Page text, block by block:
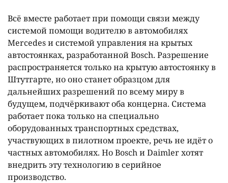
Всë вместе работает при помощи связи между
системой помощи водителю в автомобилях
Mercedes и системой управления на крытых
автостоянках, разработанной Bosch. Разрешение
распространяется только на крытую автостоянку в
Штутгарте, но оно станет образцом для
дальнейших разрешений по всему миру в
будущем, подчëркивают оба концерна. Система
работает пока только на специально
оборудованных транспортных средствах,
участвующих в пилотном проекте, речь не идëт о
частных автомобилях. Но Bosch и Daimler хотят
внедрить эту технологию в серийное
производство.